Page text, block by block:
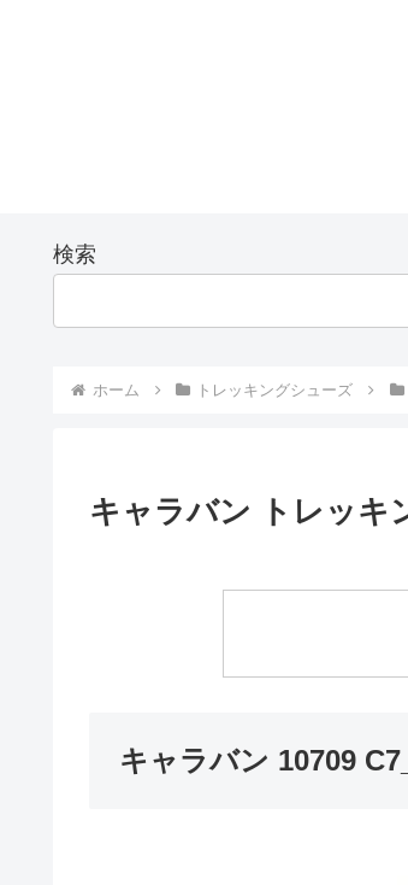
検索
ホーム トレッキングシューズ
キャラバン トレッキ
キャラバン 10709